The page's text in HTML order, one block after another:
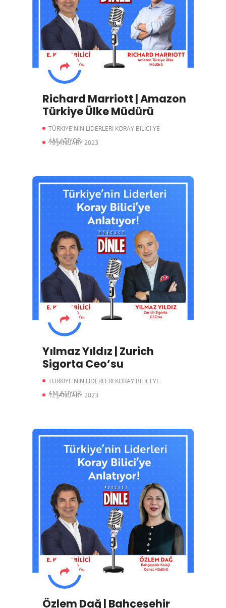
Richard Marriott | Amazon
Türkiye Ülke Müdürü
TÜRKIYE'NIN LIDERLERI KORAY BILICI'YE
ANLATIYOR
19 JANUARY 2023
Yılmaz Yıldız | Zurich
Sigorta Ceo’su
TÜRKIYE'NIN LIDERLERI KORAY BILICI'YE
ANLATIYOR
12 JANUARY 2023
Özlem Dağ | Bahçeşehir